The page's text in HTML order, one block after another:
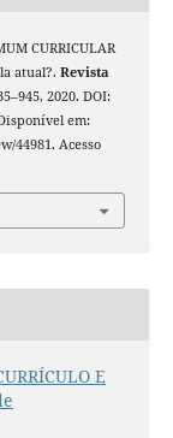
CURRICULAR
atual?. Revista
2020. DOI:
em:
44981. Acesso
E